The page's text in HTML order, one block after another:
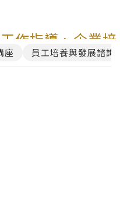
作指導、企業培
座 員工培養與發展諮詢